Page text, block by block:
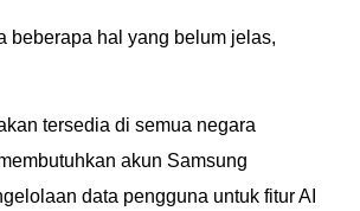
beberapa hal yang belum jelas,
tersedia di semua negara
akun Samsung
data pengguna untuk fitur AI